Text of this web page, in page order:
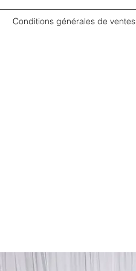
Conditions générales de ventes